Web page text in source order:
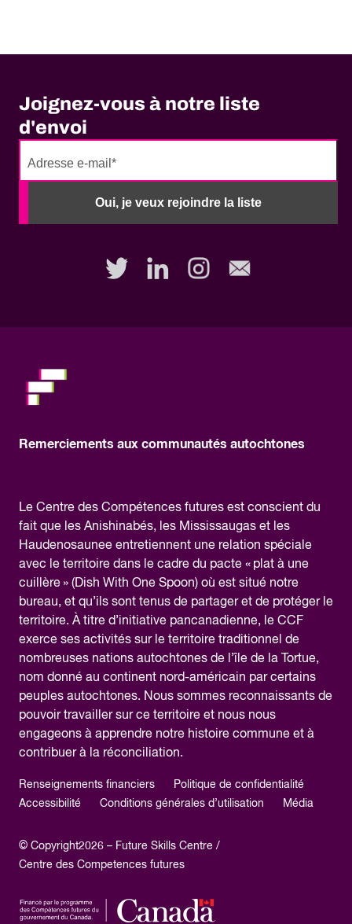
Joignez-vous à notre liste
d'envoi
Oui, je veux rejoindre la liste
No
fill
Remerciements aux communautés autochtones
Le Centre des Compétences futures est conscient du
fait que les Anishinabés, les Mississaugas et les
Haudenosaunee entretiennent une relation spéciale
avec le territoire dans le cadre du pacte « plat à une
cuillère » (Dish With One Spoon) où est situé notre
bureau, et qu’ils sont tenus de partager et de protéger le
territoire. À titre d’initiative pancanadienne, le CCF
exerce ses activités sur le territoire traditionnel de
nombreuses nations autochtones de l’île de la Tortue,
nom donné au continent nord-américain par certains
peuples autochtones. Nous sommes reconnaissants de
pouvoir travailler sur ce territoire et nous nous
engageons à apprendre notre histoire commune et à
contribuer à la réconciliation.
Renseignements financiers
Politique de confidentialité
Accessibilité
Conditions générales d’utilisation Média
© Copyright2026 – Future Skills Centre /
Centre des Competences futures